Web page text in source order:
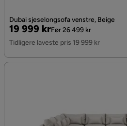
Dubai sjeselongsofa venstre, Beige
Pris
19 999 kr
Original
Pris
Før 26 499 kr
Tidligere laveste pris 19 999 kr